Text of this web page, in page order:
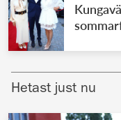
Hetast just nu